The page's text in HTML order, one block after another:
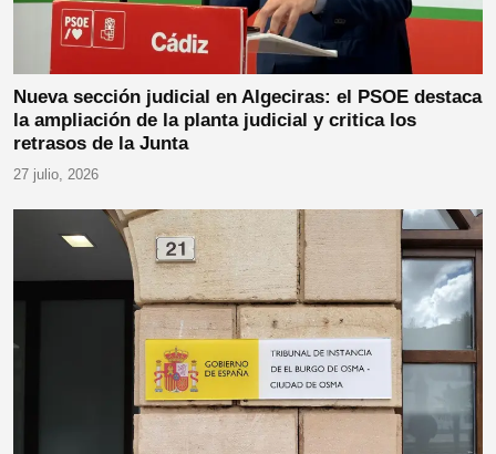
Nueva sección judicial en Algeciras: el PSOE destaca
la ampliación de la planta judicial y critica los
retrasos de la Junta
27 julio, 2026